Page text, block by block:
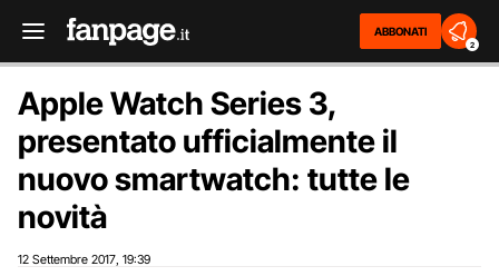
ABBONATI
2
Apple Watch Series 3,
presentato ufficialmente il
nuovo smartwatch: tutte le
novità
12 Settembre 2017 19:39